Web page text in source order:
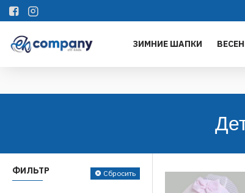
ЗИМНИЕ ШАПКИ
ФИЛЬТР Сбросить